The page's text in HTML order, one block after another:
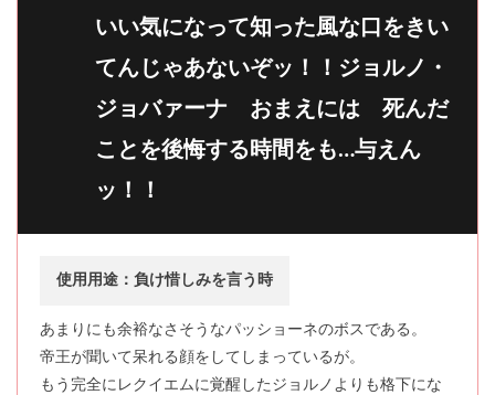
いい気になって知った風な口をきい
てんじゃあないぞッ！！ジョルノ・
ジョバァーナ おまえには 死んだ
ことを後悔する時間をも…与えん
ッ！！
使用用途：負け惜しみを言う時
あまりにも余裕なさそうなパッショーネのボスである。
帝王が聞いて呆れる顔をしてしまっているが。
もう完全にレクイエムに覚醒したジョルノよりも格下にな